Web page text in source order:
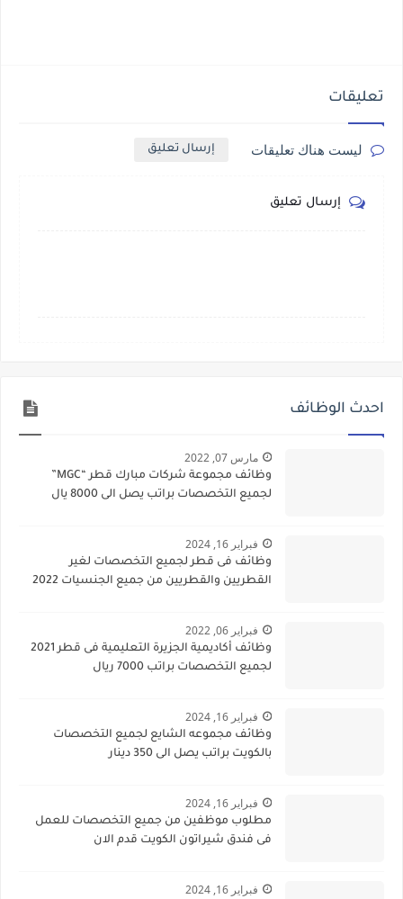
تعليقات
ليست هناك تعليقات إرسال تعليق
إرسال تعليق
احدث الوظائف
مارس 07, 2022
وظائف مجموعة شركات مبارك قطر “MGC”
لجميع التخصصات براتب يصل الى 8000 يال
فبراير 16, 2024
وظائف فى قطر لجميع التخصصات لغير
القطريين والقطريين من جميع الجنسيات 2022
فبراير 06, 2022
وظائف أكاديمية الجزيرة التعليمية فى قطر 2021
لجميع التخصصات براتب 7000 ريال
فبراير 16, 2024
وظائف مجموعه الشايع لجميع التخصصات
بالكويت براتب يصل الى 350 دينار
فبراير 16, 2024
مطلوب موظفين من جميع التخصصات للعمل
فى فندق شيراتون الكويت قدم الان
فبراير 16, 2024